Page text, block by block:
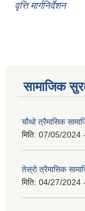
वृत्ति मार्गनिर्देशन
सामाजिक
चौथो त्रैमासिक
मिति: 07/05/2024
तेस्रो त्रैमासिक
मिति: 04/27/2024